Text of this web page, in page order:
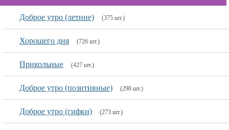
Доброе утро (летние) (375 шт.)
Хорошего дня (726 шт.)
Прикольные (427 шт.)
Доброе утро (позитивные) (290 шт.)
Доброе утро (гифки) (273 шт.)